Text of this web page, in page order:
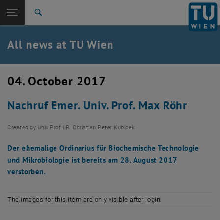
TU Login
Quicklinks
Toggle quicklinks menu
Studies
Career
Back: list subpages of parent page TU Wien Homepage
Back to:
TU Wien Homepage
Overview
All news at TU Wien
04. October 2017
Nachruf Emer. Univ. Prof. Max Röhr
Created by Univ.Prof.i.R. Christian Peter Kubicek
Der ehemalige Ordinarius für Biochemische Technologie
und Mikrobiologie ist bereits am 28. August 2017
verstorben.
The images for this item are only visible after login.